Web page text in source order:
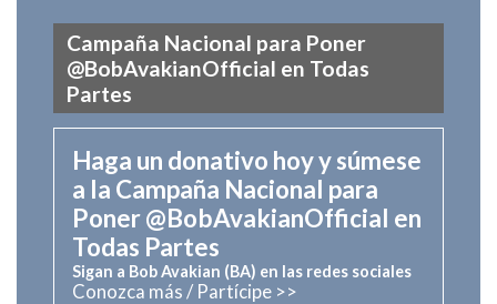
Campaña Nacional para Poner
@BobAvakianOfficial en Todas
Partes
Haga un donativo hoy y súmese
a la Campaña Nacional para
Poner @BobAvakianOfficial en
Todas Partes
Sigan a Bob Avakian (BA) en las redes sociales
Conozca más / Partícipe >>